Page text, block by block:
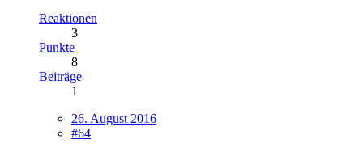
Reaktionen
3
Punkte
8
Beiträge
1
26. August 2016
#64